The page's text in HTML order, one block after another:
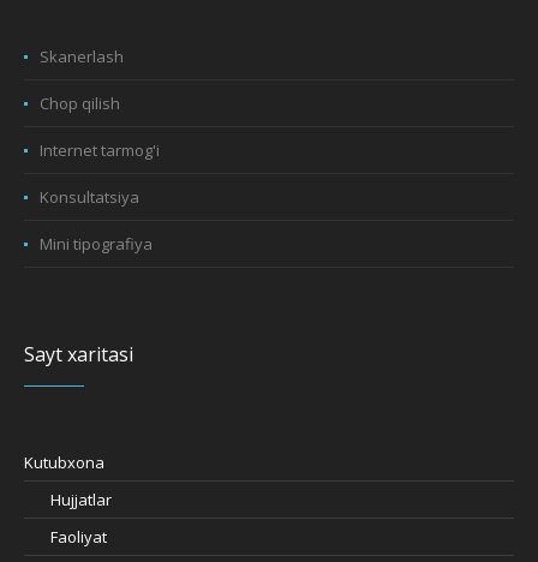
Skanerlash
Chop qilish
Internet tarmog'i
Konsultatsiya
Mini tipografiya
Sayt xaritasi
Kutubxona
Hujjatlar
Faoliyat